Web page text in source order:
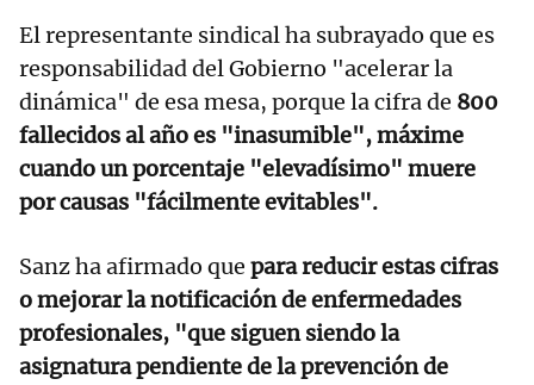
El representante sindical ha subrayado que es
responsabilidad del Gobierno "acelerar la
dinámica" de esa mesa, porque la cifra de 800
fallecidos al año es "inasumible", máxime
cuando un porcentaje "elevadísimo" muere
por causas "fácilmente evitables".
Sanz ha afirmado que para reducir estas cifras
o mejorar la notificación de enfermedades
profesionales, "que siguen siendo la
asignatura pendiente de la prevención de